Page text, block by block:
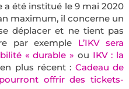
été institué le 9 mai 2020
maximum, il concerne un
déplacer et ne tient pas
par exemple L’IKV sera
« durable » ou IKV : la
plus récent : Cadeau de
offrir des tickets-